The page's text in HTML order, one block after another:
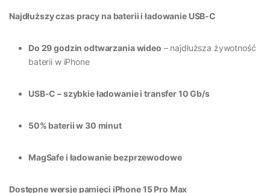
Najdłuższy czas pracy na baterii i ładowanie USB-C
Do 29 godzin odtwarzania wideo – najdłuższa żywotność
baterii w iPhone
USB-C – szybkie ładowanie i transfer 10 Gb/s
50% baterii w 30 minut
MagSafe i ładowanie bezprzewodowe
Dostępne wersje pamięci iPhone 15 Pro Max